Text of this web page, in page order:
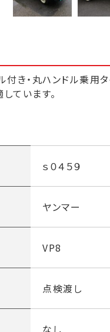
付き・丸ハンドル乗用
ています。
で、程度は極上です。
ｋｇ
ｍｍｘ１０８０ｍｍｘ
ｓ０４５９
ヤンマー
VP8
点検渡し
なし